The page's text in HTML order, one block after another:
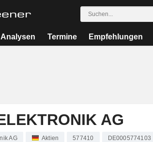
Analysen Termine Empfehlungen
AG
AG Aktien 577410 DE0005774103